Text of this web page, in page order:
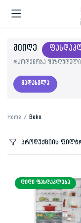
ᲛᲘᲘᲦᲔ
რაოდენობა
გადასვლა
Home Beko
პროდუქციის
ᲓᲘᲓᲘ ᲤᲐᲡᲓᲐᲙᲚᲔᲑᲐ